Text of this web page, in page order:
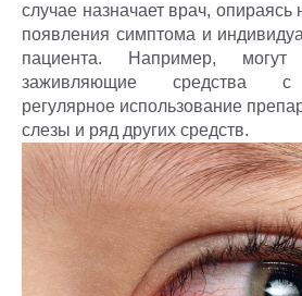
случае назначает врач,
появления симптома и
пациента. Например,
заживляющие средства с
регулярное использование
слезы и ряд других средств.